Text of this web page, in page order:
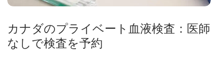
カナダのプライベート血液検査：医師
なしで検査を予約